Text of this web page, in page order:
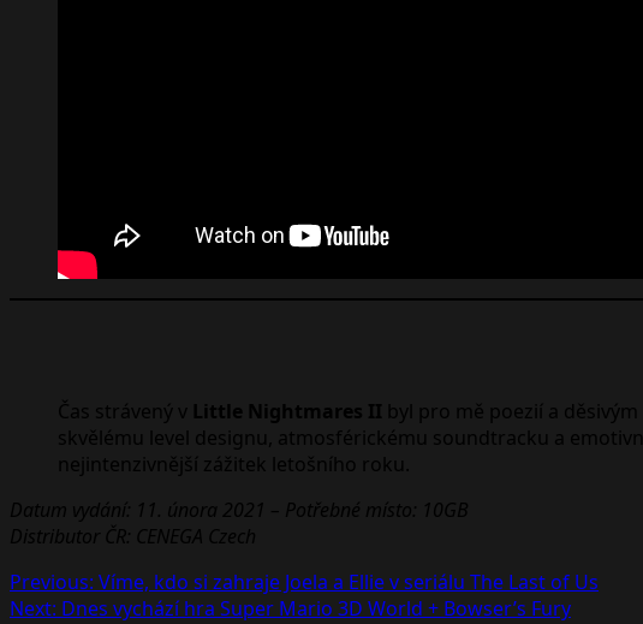
Čas strávený v Little Nightmares II byl pro mě poezií a
skvělému level designu, atmosférickému soundtracku a
nejintenzivnější zážitek letošního roku.
Datum vydání: 11. února 2021 – Potřebné místo: 10GB
Distributor ČR: CENEGA Czech
Post
Previous: Víme, kdo si zahraje Joela a Ellie v seriálu The Last of Us
Next: Dnes vychází hra Super Mario 3D World + Bowser’s Fury